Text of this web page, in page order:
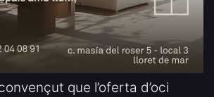
que l’oferta d’oci